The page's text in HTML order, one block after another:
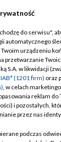
TVP
TVP
Cyfrowa
Regulamin
Polityka
Moje
Pomoc
do serwisu",
automatycznego
urządzeniu
przetwarzanie
S.A. w likwidacji
(1201 firm) oraz
, w celach
reklam do
i pozostałych,
przez nas
podczas